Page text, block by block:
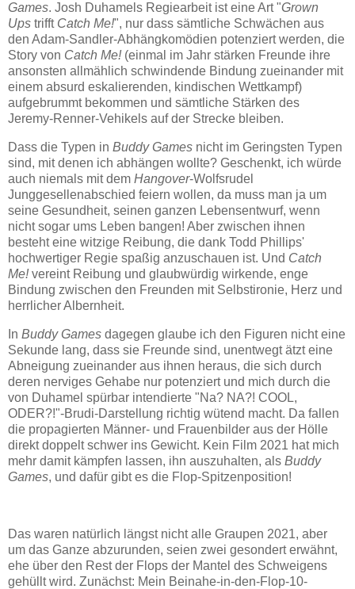
Games. Josh Duhamels Regiearbeit ist eine Art "Grown
Ups trifftCatch Me!", nur dass sämtliche Schwächen aus
den Adam-Sandler-Abhängkomödien potenziert werden, die
Story von Catch Me!(einmal im Jahr stärken Freunde ihre
ansonsten allmählich schwindende Bindung zueinander mit
einem absurd eskalierenden, kindischen Wettkampf)
aufgebrummt bekommen und sämtliche Stärken des
Jeremy-Renner-Vehikels auf der Strecke bleiben.
Dass die Typen in Buddy Games nicht im Geringsten Typen
sind, mit denen ich abhängen wollte? Geschenkt, ich würde
auch niemals mit dem Hangover-Wolfsrudel
Junggesellenabschied feiern wollen, da muss man ja um
seine Gesundheit, seinen ganzen Lebensentwurf, wenn
nicht sogar ums Leben bangen! Aber zwischen ihnen
besteht eine witzige Reibung, die dank Todd Phillips'
hochwertiger Regie spaßig anzuschauen ist. Und Catch
Me!vereint Reibung und glaubwürdig wirkende, enge
Bindung zwischen den Freunden mit Selbstironie, Herz und
herrlicher Albernheit.
In Buddy Games dagegen glaube ich den Figuren nicht eine
Sekunde lang, dass sie Freunde sind, unentwegt ätzt eine
Abneigung zueinander aus ihnen heraus, die sich durch
deren nerviges Gehabe nur potenziert und mich durch die
von Duhamel spürbar intendierte "Na? NA?! COOL,
ODER?!"-Brudi-Darstellung richtig wütend macht. Da fallen
die propagierten Männer- und Frauenbilder aus der Hölle
direkt doppelt schwer ins Gewicht. Kein Film 2021 hat mich
mehr damit kämpfen lassen, ihn auszuhalten, als Buddy
Games, und dafür gibt es die Flop-Spitzenposition!
Das waren natürlich längst nicht alle Graupen 2021, aber
um das Ganze abzurunden, seien zwei gesondert erwähnt,
ehe über den Rest der Flops der Mantel des Schweigens
gehüllt wird. Zunächst: Mein Beinahe-in-den-Flop-10-